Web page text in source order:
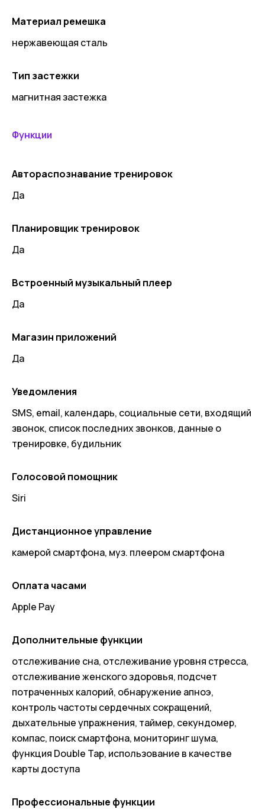
Материал ремешка
нержавеющая сталь
Тип застежки
магнитная застежка
Функции
Автораспознавание тренировок
Да
Планировщик тренировок
Да
Встроенный музыкальный плеер
Да
Магазин приложений
Да
Уведомления
SMS, email, календарь, социальные сети, входящий
звонок, список последних звонков, данные о
тренировке, будильник
Голосовой помощник
Siri
Дистанционное управление
камерой смартфона, муз. плеером смартфона
Оплата часами
Apple Pay
Дополнительные функции
отслеживание сна, отслеживание уровня стресса,
отслеживание женского здоровья, подсчет
потраченных калорий, обнаружение апноэ,
контроль частоты сердечных сокращений,
дыхательные упражнения, таймер, секундомер,
компас, поиск смартфона, мониторинг шума,
функция Double Tap, использование в качестве
карты доступа
Профессиональные функции